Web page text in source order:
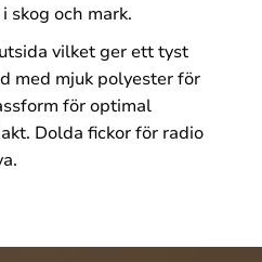
skog och mark.
vilket ger ett tyst
med mjuk polyester för
för optimal
Dolda fickor för radio